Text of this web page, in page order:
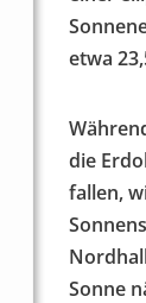
etwa
die
fallen,
Sonne